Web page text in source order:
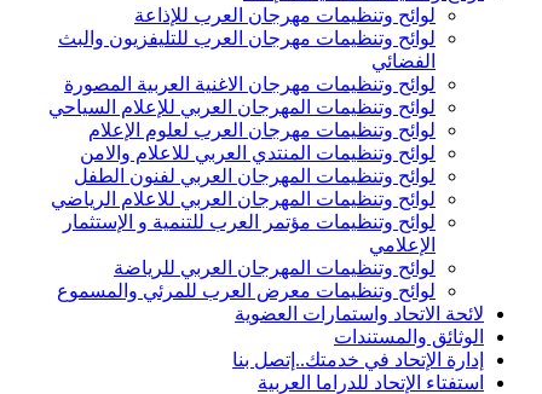
لوائح وتنظيمات مهرجان العرب للإذاعة
لوائح وتنظيمات مهرجان العرب للتليفزيون والبث
الفضائي
لوائح وتنظيمات مهرجان الاغنية العربية المصورة
لوائح وتنظيمات المهرجان العربي للإعلام السياحي
لوائح وتنظيمات مهرجان العرب لعلوم الإعلام
لوائح وتنظيمات المنتدي العربي للاعلام والامن
لوائح وتنظيمات المهرجان العربي لفنون الطفل
لوائح وتنظيمات المهرجان العربي للاعلام الرياضي
لوائح وتنظيمات مؤتمر العرب للتنمية و الإستثمار
الإعلامي
لوائح وتنظيمات المهرجان العربي للرياضة
لوائح وتنظيمات معرض العرب للمرئي والمسموع
لائحة الاتحاد واستمارات العضوية
الوثائق والمستندات
إدارة الإتحاد في خدمتك..إتصل بنا
استفتاء الإتحاد للدراما العربية